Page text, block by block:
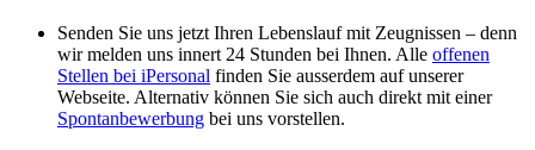
Senden Sie uns jetzt Ihren Lebenslauf mit Zeugnissen – denn
wir melden uns innert 24 Stunden bei Ihnen. Alle offenen
Stellen bei iPersonal finden Sie ausserdem auf unserer
Webseite. Alternativ können Sie sich auch direkt mit einer
Spontanbewerbung bei uns vorstellen.